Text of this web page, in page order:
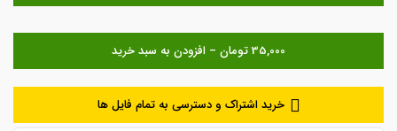
خرید اشتراک و دسترسی به تمام فایل ها